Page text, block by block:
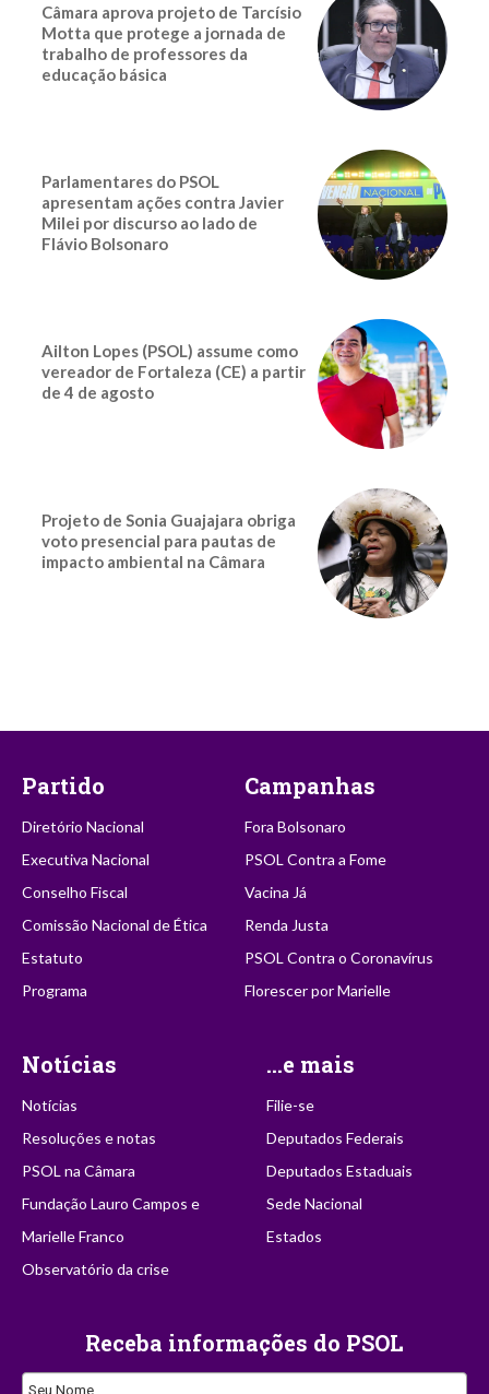
Câmara aprova projeto de Tarcísio
Motta que protege a jornada de
trabalho de professores da
educação básica
Parlamentares do PSOL
apresentam ações contra Javier
Milei por discurso ao lado de
Flávio Bolsonaro
Ailton Lopes (PSOL) assume como
vereador de Fortaleza (CE) a partir
de 4 de agosto
Projeto de Sonia Guajajara obriga
voto presencial para pautas de
impacto ambiental na Câmara
Partido
Diretório Nacional
Executiva Nacional
Conselho Fiscal
Comissão Nacional de Ética
Estatuto
Programa
Campanhas
Fora Bolsonaro
PSOL Contra a Fome
Vacina Já
Renda Justa
PSOL Contra o Coronavírus
Florescer por Marielle
Notícias
Notícias
Resoluções e notas
PSOL na Câmara
Fundação Lauro Campos e
Marielle Franco
Observatório da crise
...e mais
Filie-se
Deputados Federais
Deputados Estaduais
Sede Nacional
Estados
Receba informações do PSOL
Seu Nome